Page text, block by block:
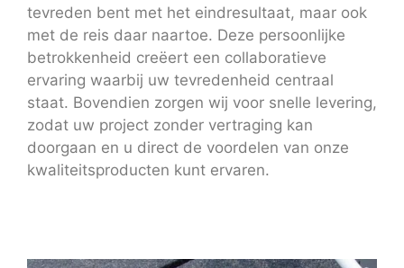
tevreden bent met het eindresultaat, maar ook
met de reis daar naartoe. Deze persoonlijke
betrokkenheid creëert een collaboratieve
ervaring waarbij uw tevredenheid centraal
staat. Bovendien zorgen wij voor snelle levering,
zodat uw project zonder vertraging kan
doorgaan en u direct de voordelen van onze
kwaliteitsproducten kunt ervaren.